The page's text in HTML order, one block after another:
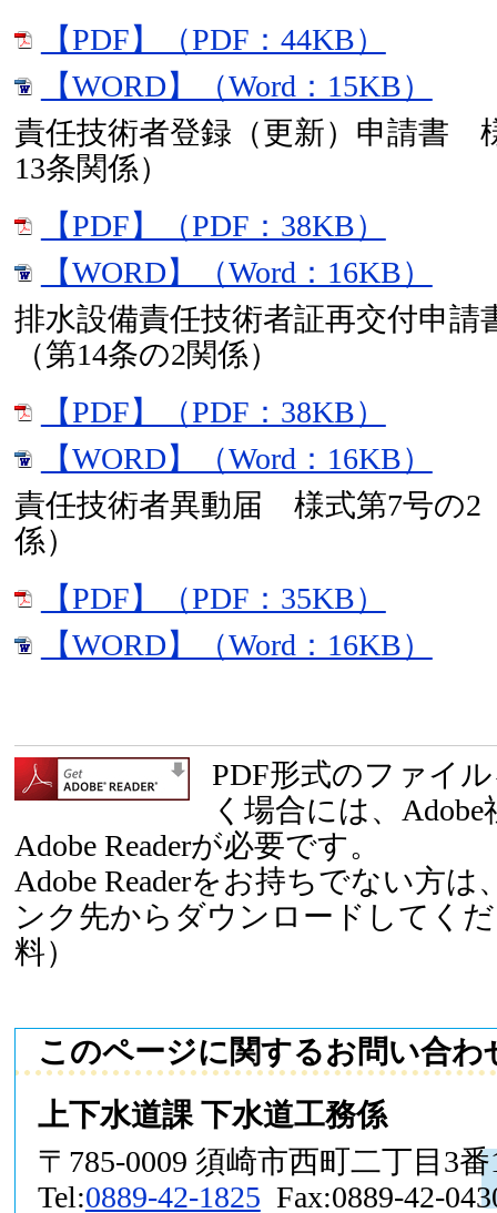
【PDF】（PDF：44KB）
【WORD】（Word：15KB）
責任技術者登録（更新）申請書
13条関係）
【PDF】（PDF：38KB）
【WORD】（Word：16KB）
排水設備責任技術者証再交付申
（第14条の2関係）
【PDF】（PDF：38KB）
【WORD】（Word：16KB）
責任技術者異動届 様式第7号の2
係）
【PDF】（PDF：35KB）
【WORD】（Word：16KB）
PDF形式のファイ
く場合には、
Adobe Readerが必要です。
Adobe Readerをお持ちでない方は
ンク先からダウンロードしてく
料）
このページに関するお問い合わ
上下水道課 下水道工務係
〒785-0009 須崎市西町二丁目3番
Tel:0889-42-1825 Fax:0889-42-